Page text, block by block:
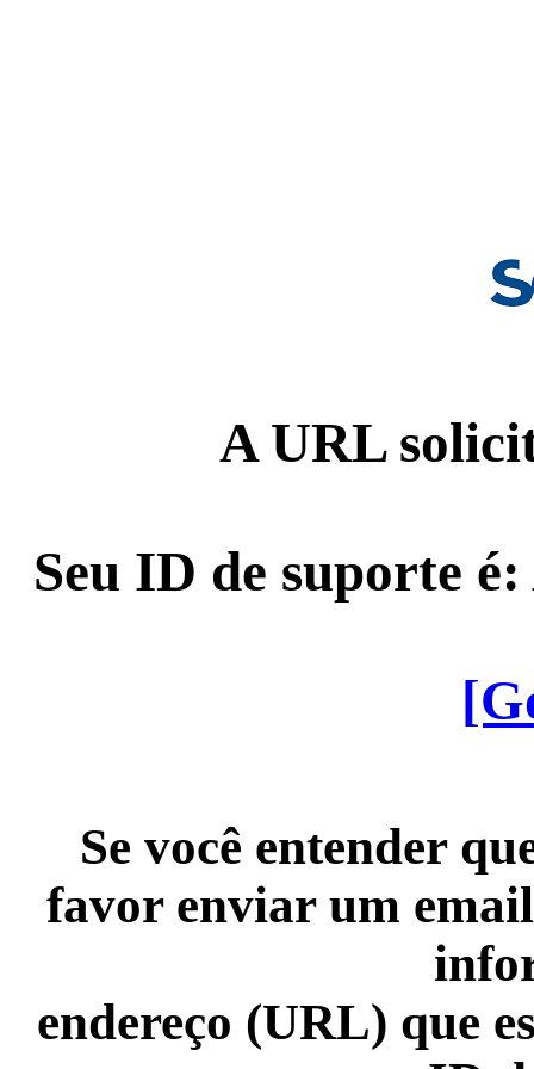
A URL
Seu ID de suporte
Se você entender
favor enviar um
endereço (URL) que